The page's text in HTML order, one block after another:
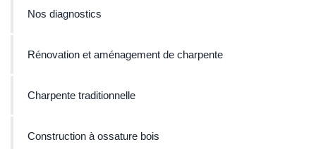
Nos diagnostics
Rénovation et aménagement de charpente
Charpente traditionnelle
Construction à ossature bois